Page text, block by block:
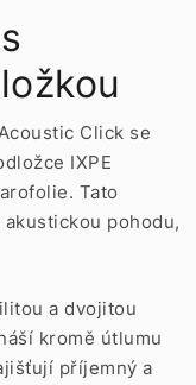
Click se
IXPE
Tato
pohodu,
a dvojitou
kromě útlumu
příjemný a